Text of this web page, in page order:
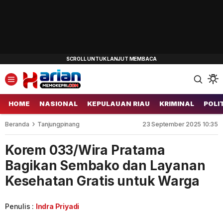
HOME NASIONAL KEPULAUAN RIAU KRIMINAL
Beranda Tanjungpinang 23 September 2025 10:35
Korem 033/Wira Pratama
Bagikan Sembako dan Layanan
Kesehatan Gratis untuk Warga
Penulis : Indra Priyadi